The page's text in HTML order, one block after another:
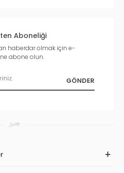
Aboneliği
haberdar olmak için e-
abone olun.